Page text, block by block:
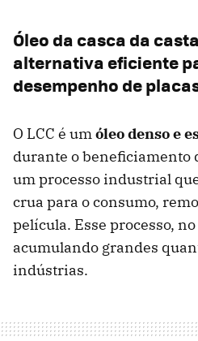
Óleo da casca da
alternativa eficiente
desempenho de
O LCC é umóleo denso e
durante o beneficiamento
um processo industrial
crua para o consumo,
película. Esse processo,
acumulando grandes
indústrias.